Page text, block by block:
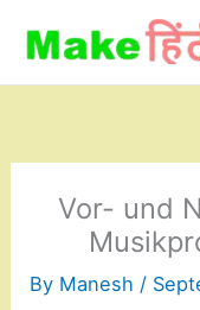
content
Vor- und
By Manesh /